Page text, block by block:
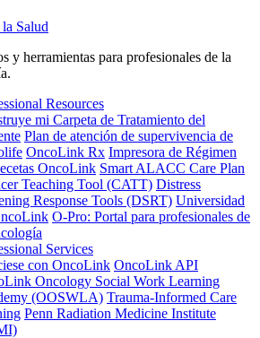
Salud
y herramientas para profesionales de la
Resources
mi Carpeta de Tratamiento del
Plan de atención de supervivencia de
OncoLink Rx Impresora de Régimen
OncoLink Smart ALACC Care Plan
Teaching Tool (CATT) Distress
Response Tools (DSRT) Universidad
O-Pro: Portal para profesionales de
Services
con OncoLink OncoLink API
Oncology Social Work Learning
(OOSWLA) Trauma-Informed Care
Penn Radiation Medicine Institute